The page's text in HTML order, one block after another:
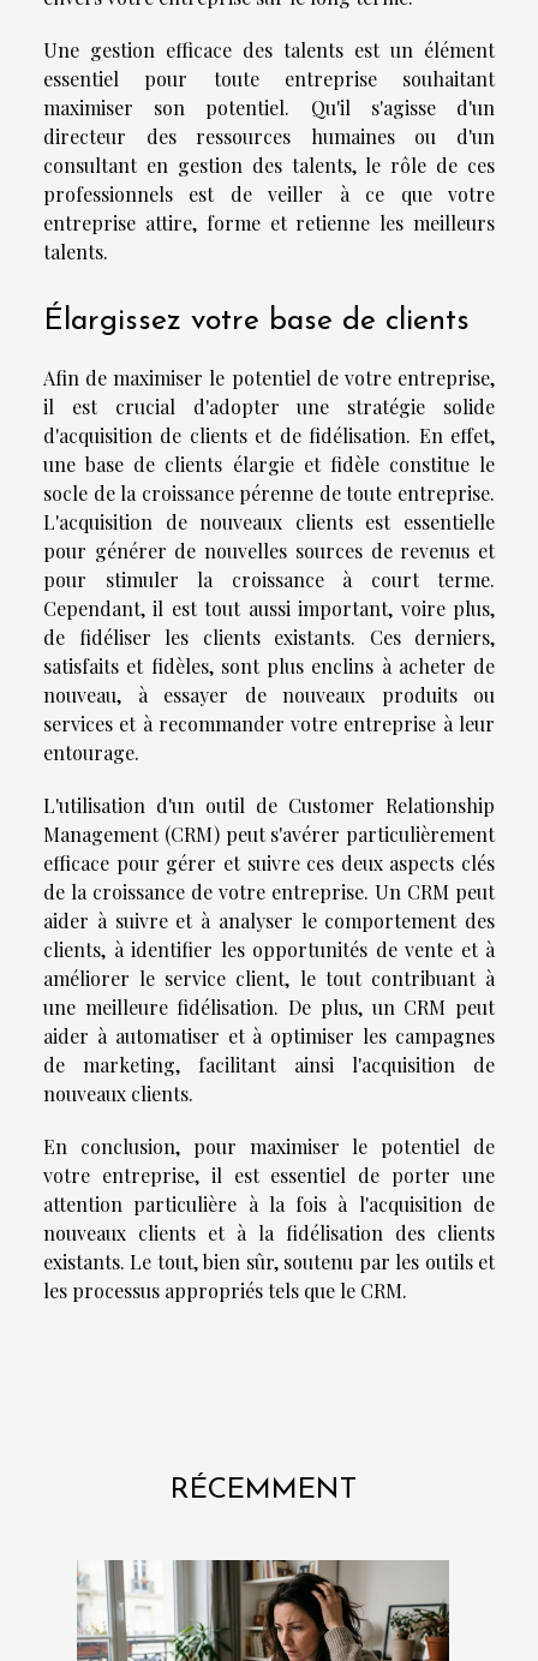
Une gestion efficace des talents est un élément
essentiel pour toute entreprise souhaitant
maximiser son potentiel. Qu'il s'agisse d'un
directeur des ressources humaines ou d'un
consultant en gestion des talents, le rôle de ces
professionnels est de veiller à ce que votre
entreprise attire, forme et retienne les meilleurs
talents.
Élargissez votre base de clients
Afin de maximiser le potentiel de votre entreprise,
il est crucial d'adopter une stratégie solide
d'acquisition de clients et de fidélisation. En effet,
une base de clients élargie et fidèle constitue le
socle de la croissance pérenne de toute entreprise.
L'acquisition de nouveaux clients est essentielle
pour générer de nouvelles sources de revenus et
pour stimuler la croissance à court terme.
Cependant, il est tout aussi important, voire plus,
de fidéliser les clients existants. Ces derniers,
satisfaits et fidèles, sont plus enclins à acheter de
nouveau, à essayer de nouveaux produits ou
services et à recommander votre entreprise à leur
entourage.
L'utilisation d'un outil de Customer Relationship
Management (CRM) peut s'avérer particulièrement
efficace pour gérer et suivre ces deux aspects clés
de la croissance de votre entreprise. Un CRM peut
aider à suivre et à analyser le comportement des
clients, à identifier les opportunités de vente et à
améliorer le service client, le tout contribuant à
une meilleure fidélisation. De plus, un CRM peut
aider à automatiser et à optimiser les campagnes
de marketing, facilitant ainsi l'acquisition de
nouveaux clients.
En conclusion, pour maximiser le potentiel de
votre entreprise, il est essentiel de porter une
attention particulière à la fois à l'acquisition de
nouveaux clients et à la fidélisation des clients
existants. Le tout, bien sûr, soutenu par les outils et
les processus appropriés tels que le CRM.
RÉCEMMENT